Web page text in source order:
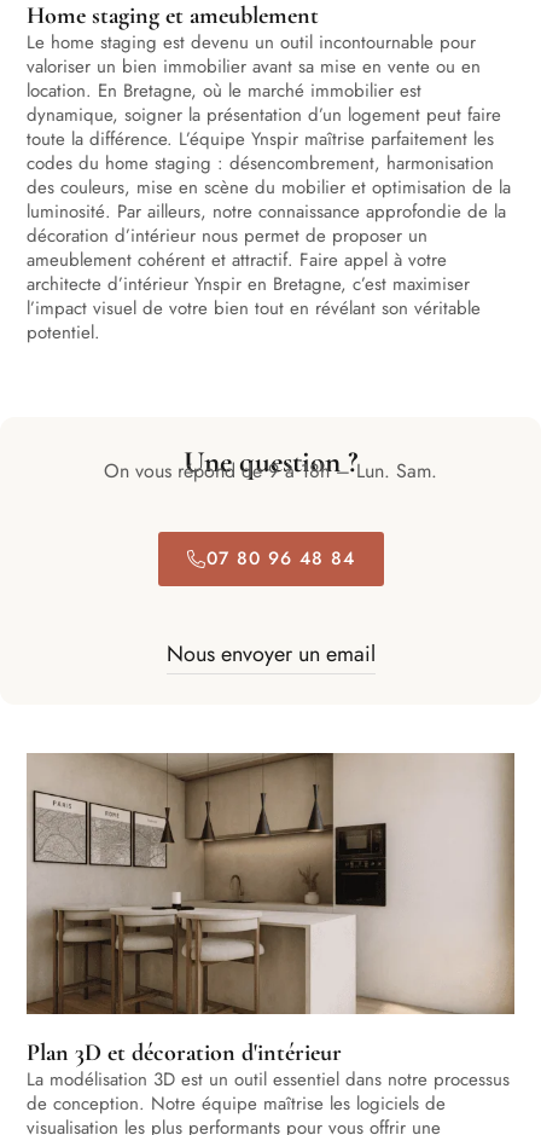
Home staging et ameublement
Le home staging est devenu un outil incontournable pour
valoriser un bien immobilier avant sa mise en vente ou en
location. En Bretagne, où le marché immobilier est
dynamique, soigner la présentation d’un logement peut faire
toute la différence. L’équipe Ynspir maîtrise parfaitement les
codes du home staging : désencombrement, harmonisation
des couleurs, mise en scène du mobilier et optimisation de la
luminosité. Par ailleurs, notre connaissance approfondie de la
décoration d’intérieur nous permet de proposer un
ameublement cohérent et attractif. Faire appel à votre
architecte d’intérieur Ynspir en Bretagne, c’est maximiser
l’impact visuel de votre bien tout en révélant son véritable
potentiel.
Une question ?
On vous répond de 9 à 18h – Lun. Sam.
07 80 96 48 84
Nous envoyer un email
Plan 3D et décoration d'intérieur
La modélisation 3D est un outil essentiel dans notre processus
de conception. Notre équipe maîtrise les logiciels de
visualisation les plus performants pour vous offrir une